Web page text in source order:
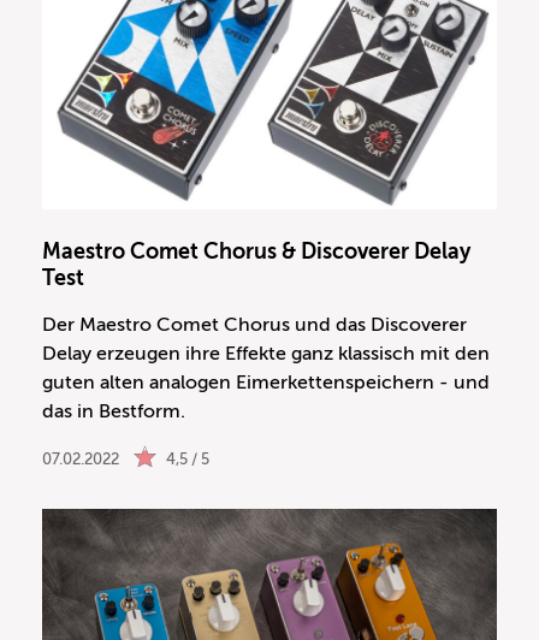
Maestro Comet Chorus & Discoverer Delay
Test
Der Maestro Comet Chorus und das Discoverer
Delay erzeugen ihre Effekte ganz klassisch mit den
guten alten analogen Eimerkettenspeichern - und
das in Bestform.
07.02.2022 4,5 / 5